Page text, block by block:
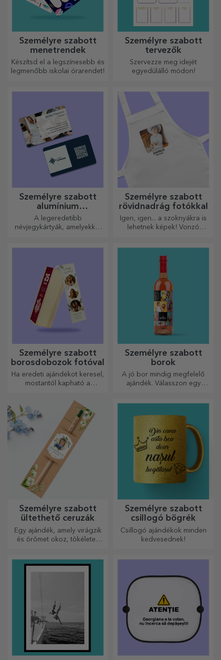
Személyre szabott
menetrendek
Készítsd el a legszínesebb és
legmenőbb iskolai órarendet!
Személyre szabott
tervezők
Szervezze meg idejét
egyedülálló módon!
Személyre szabott
alumínium
névjegykártyák
A legeredetibb
névjegykártyák, amelyekkel
Személyre szabott
rövidnadrág fotókkal
Igen, igen... a szoknyákra is
lehetnek képek! Vonzó
Személyre szabott
borosdobozok fotóval
Ha eredeti ajándékot keresel,
mostantól kapható a
borosdoboz, amely kiváló
ajándéknak bizonyul!
Személyre szabott
borok
A jó bor mindig megfelelő
ajándék. Válasszon egy
Személyre szabott
ültethető ceruzák
Egy ajándék, amely virágzik
és örömet okoz, tökéletes
Személyre szabott
csillogó bögrék
Csillogó ajándékok minden
kedvesednek!